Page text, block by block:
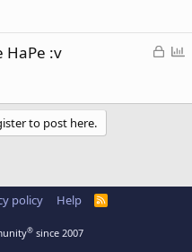
k
e
L
k
l
HaPe :v
to post here.
policy Help
R
® since 2007